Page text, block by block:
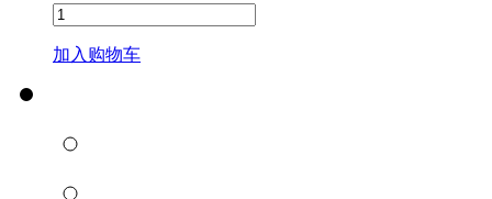
加入购物车